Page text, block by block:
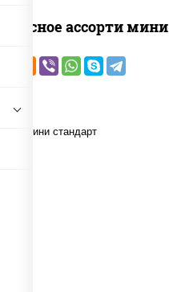
Мясное ассорти мини